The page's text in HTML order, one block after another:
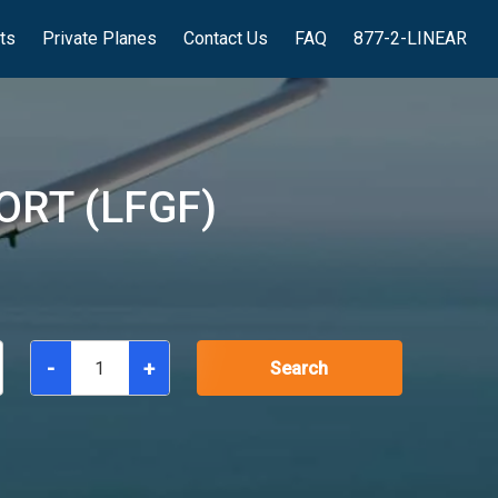
Private Planes Contact Us FAQ 877-2-LINEAR
(LFGF)
- + Search